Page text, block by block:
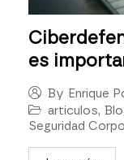
es
By Enrique
articulos,
Seguridad